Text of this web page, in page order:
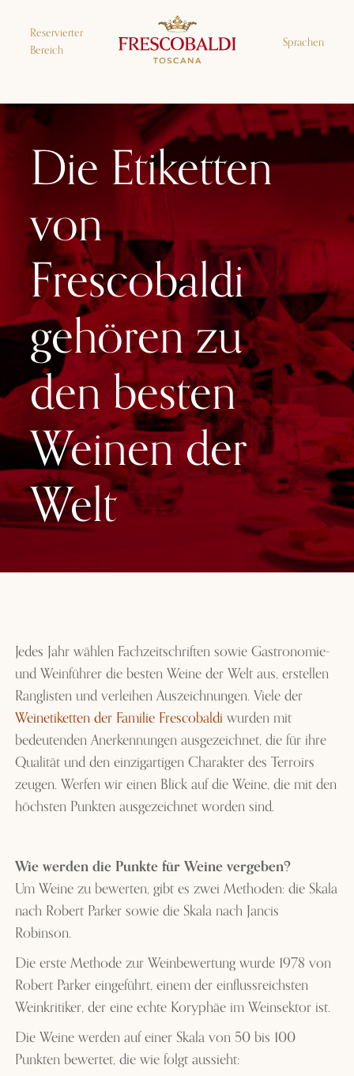
Reservierter
Bereich
Sprachen
Die Etiketten
von
Frescobaldi
gehören zu
den besten
Weinen der
Welt
Jedes Jahr wählen Fachzeitschriften sowie Gastronomie-
und Weinführer die besten Weine der Welt aus, erstellen
Ranglisten und verleihen Auszeichnungen. Viele der
Weinetiketten der Familie Frescobaldi wurden mit
bedeutenden Anerkennungen ausgezeichnet, die für ihre
Qualität und den einzigartigen Charakter des Terroirs
zeugen. Werfen wir einen Blick auf die Weine, die mit den
höchsten Punkten ausgezeichnet worden sind.
Wie werden die Punkte für Weine vergeben?
Um Weine zu bewerten, gibt es zwei Methoden: die Skala
nach Robert Parker sowie die Skala nach Jancis
Robinson.
Die erste Methode zur Weinbewertung wurde 1978 von
Robert Parker eingeführt, einem der einflussreichsten
Weinkritiker, der eine echte Koryphäe im Weinsektor ist.
Die Weine werden auf einer Skala von 50 bis 100
Punkten bewertet, die wie folgt aussieht: